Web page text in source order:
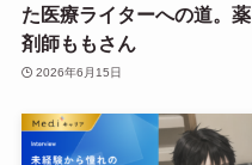
た医療ライターへの道。薬
剤師ももさん
2026年6月15日